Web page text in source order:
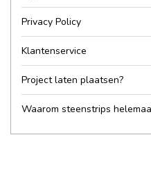
Privacy Policy
Klantenservice
Project laten plaatsen?
Waarom steenstrips